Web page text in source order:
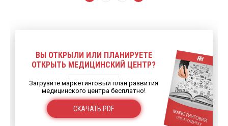
ВЫ ОТКРЫЛИ ИЛИ ПЛАНИРУЕТЕ
ОТКРЫТЬ МЕДИЦИНСКИЙ ЦЕНТР?
Загрузите маркетинговый план развития
медицинского центра бесплатно!
СКАЧАТЬ PDF